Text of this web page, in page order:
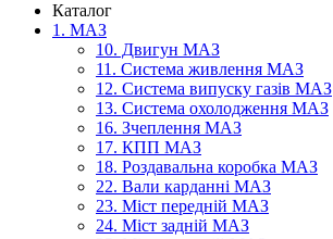
Каталог
1. МАЗ
10. Двигун МАЗ
11. Система живлення МАЗ
12. Система випуску газів МАЗ
13. Система охолодження МАЗ
16. Зчеплення МАЗ
17. КПП МАЗ
18. Роздавальна коробка МАЗ
22. Вали карданні МАЗ
23. Міст передній МАЗ
24. Міст задній МАЗ